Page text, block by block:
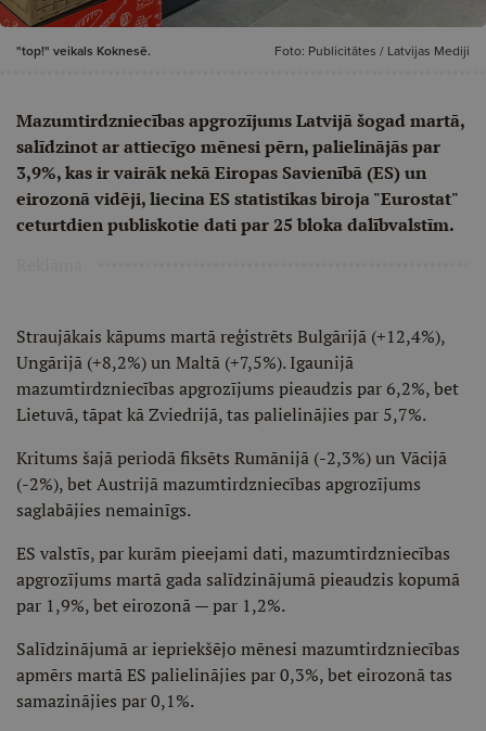
"top!" veikals Koknesē. Foto: Publicitātes / Latvijas Mediji
Mazumtirdzniecības apgrozījums Latvijā šogad martā,
salīdzinot ar attiecīgo mēnesi pērn, palielinājās par
3,9%, kas ir vairāk nekā Eiropas Savienībā (ES) un
eirozonā vidēji, liecina ES statistikas biroja "Eurostat"
ceturtdien publiskotie dati par 25 bloka dalībvalstīm.
Straujākais kāpums martā reģistrēts Bulgārijā (+12,4%),
Ungārijā (+8,2%) un Maltā (+7,5%). Igaunijā
mazumtirdzniecības apgrozījums pieaudzis par 6,2%, bet
Lietuvā, tāpat kā Zviedrijā, tas palielinājies par 5,7%.
Kritums šajā periodā fiksēts Rumānijā (-2,3%) un Vācijā
(-2%), bet Austrijā mazumtirdzniecības apgrozījums
saglabājies nemainīgs.
ES valstīs, par kurām pieejami dati, mazumtirdzniecības
apgrozījums martā gada salīdzinājumā pieaudzis kopumā
par 1,9%, bet eirozonā — par 1,2%.
Salīdzinājumā ar iepriekšējo mēnesi mazumtirdzniecības
apmērs martā ES palielinājies par 0,3%, bet eirozonā tas
samazinājies par 0,1%.